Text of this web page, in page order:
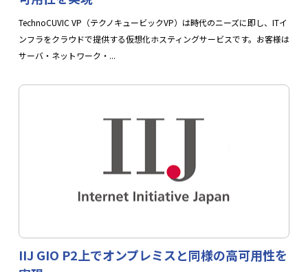
TechnoCUVIC VP（テクノキュービックVP）は時代のニーズに即し、ITイ
ンフラをクラウドで提供する仮想化ホスティングサービスです。お客様は
サーバ・ネットワーク・...
IIJ GIO P2上でオンプレミスと同様の高可用性を